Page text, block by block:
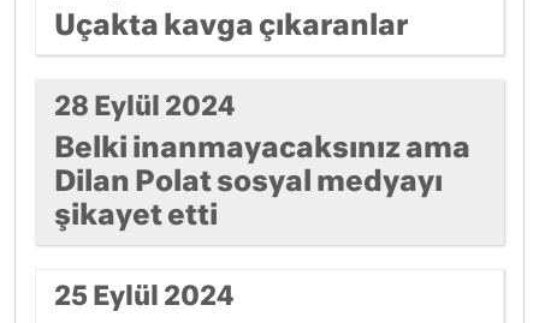
Uçakta kavga çıkaranlar
28 Eylül 2024
Belki inanmayacaksınız ama
Dilan Polat sosyal medyayı
şikayet etti
25 Eylül 2024